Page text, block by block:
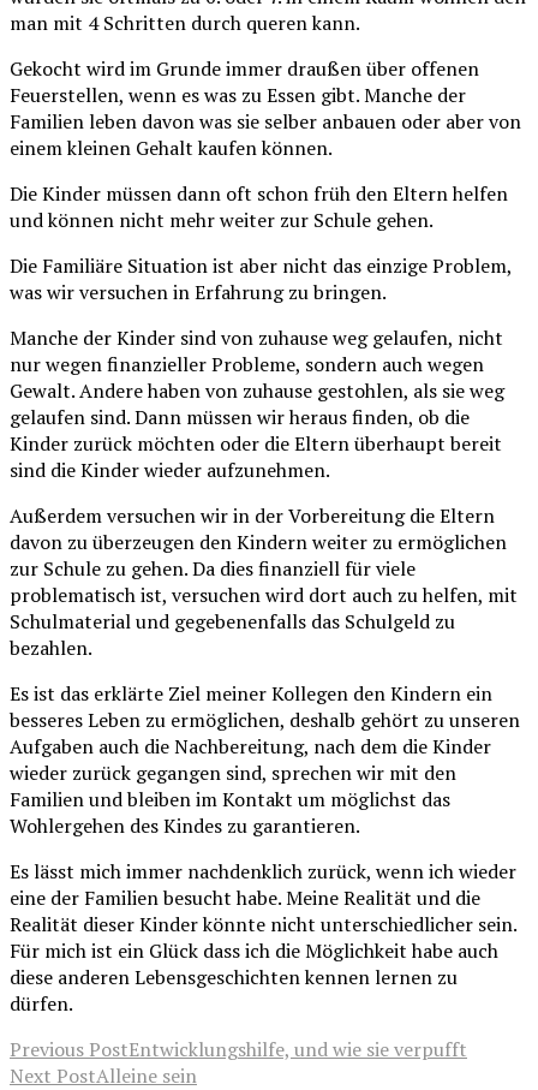
man mit 4 Schritten durch queren kann.
Gekocht wird im Grunde immer draußen über offenen
Feuerstellen, wenn es was zu Essen gibt. Manche der
Familien leben davon was sie selber anbauen oder aber von
einem kleinen Gehalt kaufen können.
Die Kinder müssen dann oft schon früh den Eltern helfen
und können nicht mehr weiter zur Schule gehen.
Die Familiäre Situation ist aber nicht das einzige Problem,
was wir versuchen in Erfahrung zu bringen.
Manche der Kinder sind von zuhause weg gelaufen, nicht
nur wegen finanzieller Probleme, sondern auch wegen
Gewalt. Andere haben von zuhause gestohlen, als sie weg
gelaufen sind. Dann müssen wir heraus finden, ob die
Kinder zurück möchten oder die Eltern überhaupt bereit
sind die Kinder wieder aufzunehmen.
Außerdem versuchen wir in der Vorbereitung die Eltern
davon zu überzeugen den Kindern weiter zu ermöglichen
zur Schule zu gehen. Da dies finanziell für viele
problematisch ist, versuchen wird dort auch zu helfen, mit
Schulmaterial und gegebenenfalls das Schulgeld zu
bezahlen.
Es ist das erklärte Ziel meiner Kollegen den Kindern ein
besseres Leben zu ermöglichen, deshalb gehört zu unseren
Aufgaben auch die Nachbereitung, nach dem die Kinder
wieder zurück gegangen sind, sprechen wir mit den
Familien und bleiben im Kontakt um möglichst das
Wohlergehen des Kindes zu garantieren.
Es lässt mich immer nachdenklich zurück, wenn ich wieder
eine der Familien besucht habe. Meine Realität und die
Realität dieser Kinder könnte nicht unterschiedlicher sein.
Für mich ist ein Glück dass ich die Möglichkeit habe auch
diese anderen Lebensgeschichten kennen lernen zu
dürfen.
Previous PostEntwicklungshilfe, und wie sie verpufft
Next PostAlleine sein